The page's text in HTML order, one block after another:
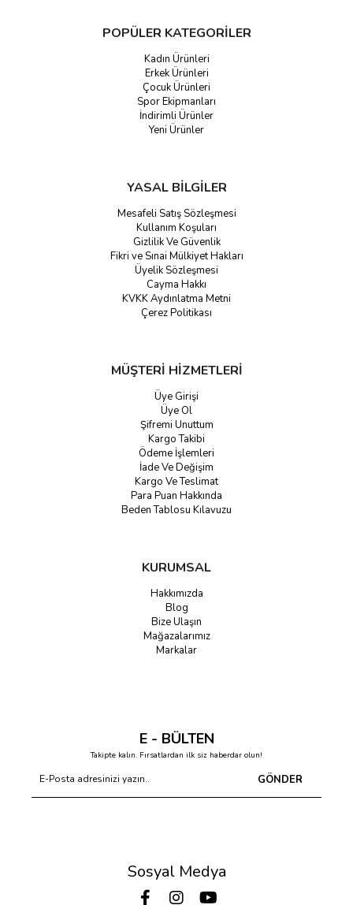
POPÜLER KATEGORİLER
Kadın Ürünleri
Erkek Ürünleri
Çocuk Ürünleri
Spor Ekipmanları
İndirimli Ürünler
Yeni Ürünler
YASAL BİLGİLER
Mesafeli Satış Sözleşmesi
Kullanım Koşuları
Gizlilik Ve Güvenlik
Fikri ve Sınai Mülkiyet Hakları
Üyelik Sözleşmesi
Cayma Hakkı
KVKK Aydınlatma Metni
Çerez Politikası
MÜŞTERİ HİZMETLERİ
Üye Girişi
Üye Ol
Şifremi Unuttum
Kargo Takibi
Ödeme İşlemleri
İade Ve Değişim
Kargo Ve Teslimat
Para Puan Hakkında
Beden Tablosu Kılavuzu
KURUMSAL
Hakkımızda
Blog
Bize Ulaşın
Mağazalarımız
Markalar
E - BÜLTEN
Takipte kalın. Fırsatlardan ilk siz haberdar olun!
GÖNDER
Sosyal Medya